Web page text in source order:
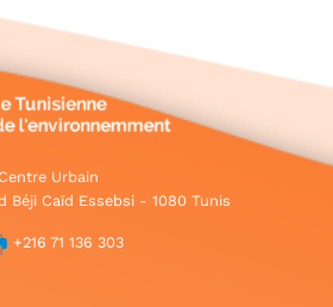
Urbain
Béji Caïd Essebsi - 1080 Tunis
+216 71 136 303